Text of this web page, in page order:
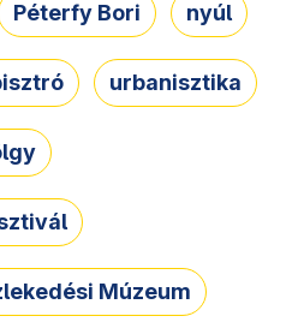
Péterfy Bori nyúl
urbanisztika
Múzeum